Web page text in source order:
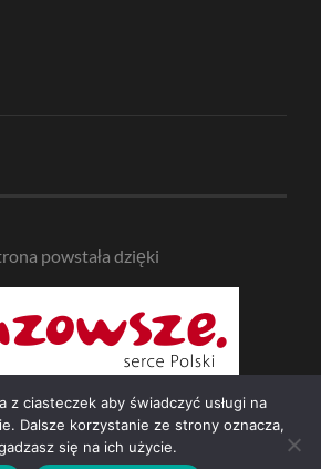
powstała dzięki
z ciasteczek aby świadczyć usługi na
Dalsze korzystanie ze strony oznacza,
się na ich użycie.